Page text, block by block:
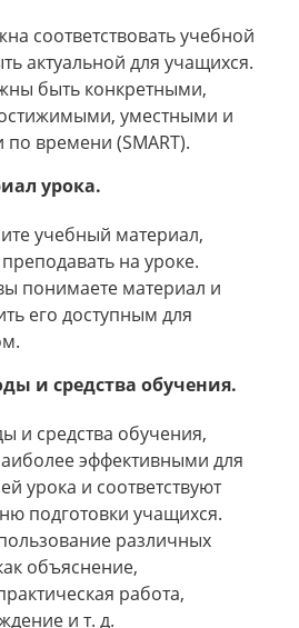
соответствовать учебной
актуальной для учащихся.
быть конкретными,
уместными и
времени (SMART).
урока.
учебный материал,
на уроке.
понимаете материал и
его доступным для
и средства обучения.
и средства обучения,
эффективными для
урока и соответствуют
подготовки учащихся.
различных
объяснение,
работа,
и т. д.